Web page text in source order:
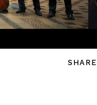
SHARE